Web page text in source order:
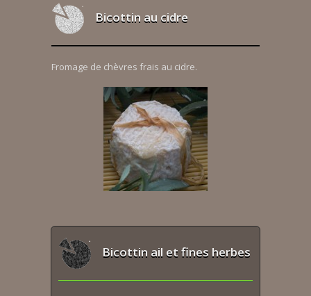
Bicottin au cidre
Fromage de chèvres frais au cidre.
Bicottin ail et fines herbes